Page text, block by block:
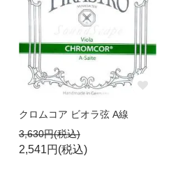
クロムコア ビオラ弦 A線
3,630円(税込)
2,541円(税込)